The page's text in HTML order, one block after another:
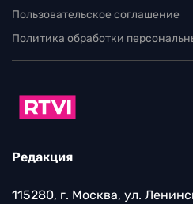
Пользовательское соглашение
Политика обработки
Редакция
115280, г. Москва, ул.